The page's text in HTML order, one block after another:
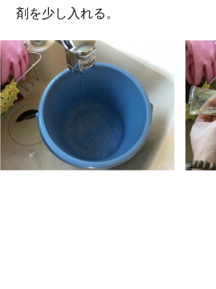
剤を少し入れる。